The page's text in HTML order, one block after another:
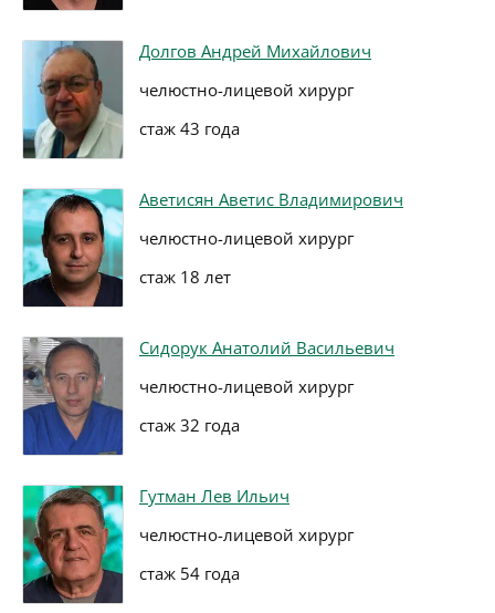
Долгов Андрей Михайлович
челюстно-лицевой хирург
стаж 43 года
Аветисян Аветис Владимирович
челюстно-лицевой хирург
стаж 18 лет
Сидорук Анатолий Васильевич
челюстно-лицевой хирург
стаж 32 года
Гутман Лев Ильич
челюстно-лицевой хирург
стаж 54 года